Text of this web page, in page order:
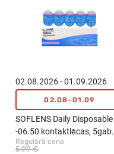
02.08.2026 - 01.09.2026
02.08-01.09
SOFLENS Daily Disposable
-06.50 kontaktlēcas, 5gab.
Regulārā cena
5,99 €